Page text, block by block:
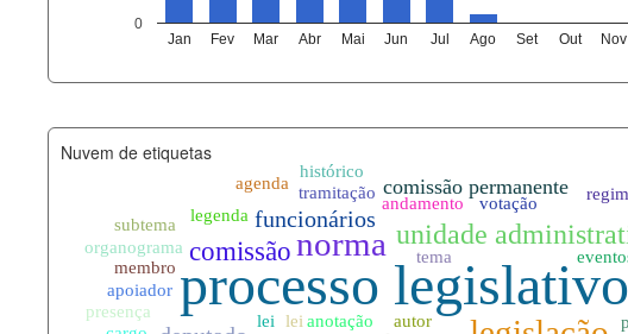
Jan Fev Mar Abr Mai Jun Jul Ago Set Out Nov
0
agenda_eventos.xml
comissoes_permanentes_votacoes.xml
documento_andamento.xml
palavras_chave.xml
legislacao_normas.xml
Nuvem de etiquetas